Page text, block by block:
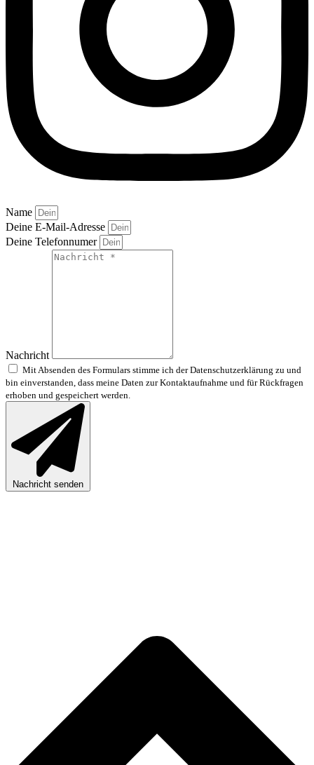
Name
Deine E-Mail-Adresse
Deine Telefonnumer
Nachricht
Mit Absenden des Formulars stimme ich der Datenschutzerklärung zu und
bin einverstanden, dass meine Daten zur Kontaktaufnahme und für Rückfragen
erhoben und gespeichert werden.
Nachricht senden